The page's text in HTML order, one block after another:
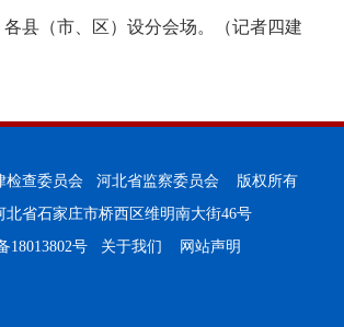
县（市、区）设分会场。（记者四建
检查委员会 河北省监察委员会 版权所有
北省石家庄市桥西区维明南大街46号
18013802号
关于我们 网站声明